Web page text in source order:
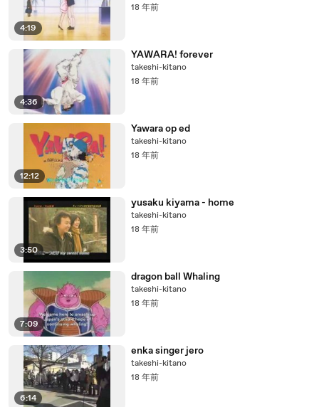
4:19
18 年前
4:36
YAWARA! forever
takeshi-kitano
18 年前
12:12
Yawara op ed
takeshi-kitano
18 年前
3:50
yusaku kiyama - home
takeshi-kitano
18 年前
7:09
dragon ball Whaling
takeshi-kitano
18 年前
6:14
enka singer jero
takeshi-kitano
18 年前